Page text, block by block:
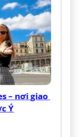
– nơi giao
Ý